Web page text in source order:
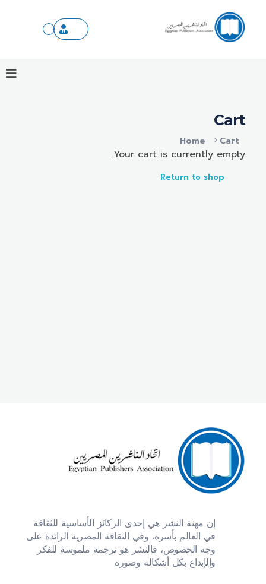
Home Cart
Cart
Your cart is currently empty.
Return to shop
إن مهنة النشر هي إحدى الركائز الأساسية للثقافة
في العالم بأسره، وفي الثقافة المصرية الرائدة على
وجه الخصوص، فالنشر هو ترجمة ملموسة للفكر
والإبداع بكل أشكاله وصوره